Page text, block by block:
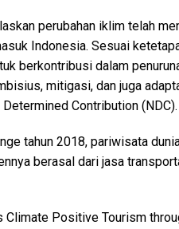
perubahan iklim telah
Indonesia. Sesuai
berkontribusi dalam
mitigasi, dan juga
Contribution (NDC).
tahun 2018, pariwisata
berasal dari jasa
Climate Positive Tourism